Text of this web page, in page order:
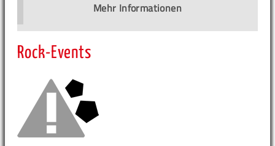
Mehr Informationen
Rock-Events